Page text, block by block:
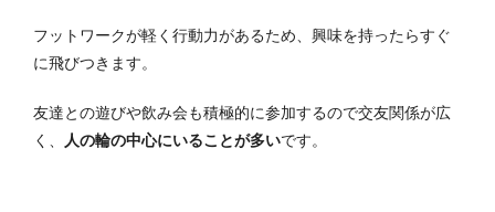
フットワークが軽く行動力があるため、興味を持ったらすぐ
に飛びつきます。
友達との遊びや飲み会も積極的に参加するので交友関係が広
く、
人の輪の中心にいることが多いです。